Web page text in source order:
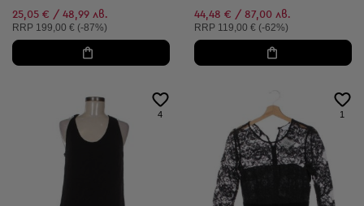
25,05 € / 48,99 лв.
Препоръчителна цена:
RRP 199,00 € (-87%)
44,48 € / 87,00 лв.
Препоръчителна цена:
RRP 119,00 € (-62%)
4 1